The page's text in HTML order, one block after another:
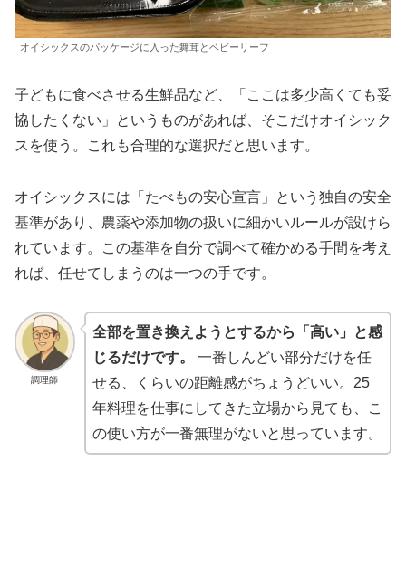
オイシックスのパッケージに入った舞茸とベビーリーフ
子どもに食べさせる生鮮品など、「ここは多少高くても妥
協したくない」というものがあれば、そこだけオイシック
スを使う。これも合理的な選択だと思います。
オイシックスには「たべもの安心宣言」という独自の安全
基準があり、農薬や添加物の扱いに細かいルールが設けら
れています。この基準を自分で調べて確かめる手間を考え
れば、任せてしまうのは一つの手です。
調理師
全部を置き換えようとするから「高い」と感
じるだけです。
一番しんどい部分だけを任
せる、くらいの距離感がちょうどいい。25
年料理を仕事にしてきた立場から見ても、こ
の使い方が一番無理がないと思っています。